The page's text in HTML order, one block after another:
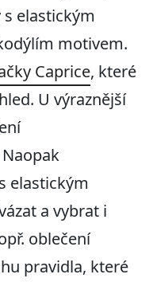
elastickým
motivem.
Caprice, které
U výraznější
elastickým
a vybrat i
oblečení
pravidla, které